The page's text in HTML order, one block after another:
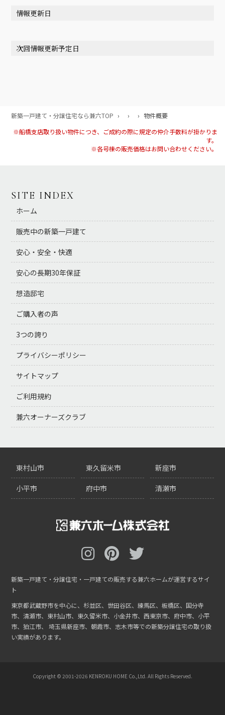
情報更新日
次回情報更新予定日
新築一戸建て・分譲住宅なら兼六TOP › › › 物件概要
※船橋支店取り扱い物件につき、ご成約の際に規定の仲介手数料が掛かりま
す。
※各号棟の販売価格はお問い合わせください。
SITE INDEX
ホーム
販売中の新築一戸建て
安心・安全・快適
安心の長期30年保証
想造邸宅
ご購入者の声
3つの誇り
プライバシーポリシー
サイトマップ
ご利用規約
兼六オーナーズクラブ
東村山市 東久留米市 新座市
小平市 府中市 清瀬市
新築一戸建て・分譲住宅・一戸建ての販売する兼六ホームが運営するサイ
ト
東京都武蔵野市を中心に、杉並区、世田谷区、練馬区、板橋区、国分寺
市、清瀬市、東村山市、東久留米市、小金井市、西東京市、府中市、小平
市、狛江市、
埼玉県新座市、朝霞市、志木市等での新築分譲住宅の取り扱
い実績があります。
Copyright © 2001-2026 KENROKU HOME Co.,Ltd. All Rights Reserved.